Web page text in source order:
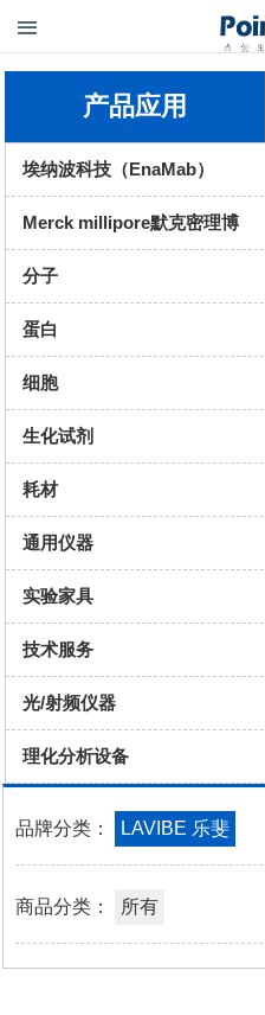
产品应用
埃纳波科技（EnaMab）
PCR酶
Benzonase 全能核酸酶
提取试剂盒
类器官培养基
细胞/组织保存
细胞检测
细胞染色
蛋白marker
液体缓冲液
速溶颗粒缓冲液
快速制胶试剂盒
BCA检测试剂盒
Merck millipore默克密理博
抗体
细胞裂解与蛋白抽提
蛋白纯化与富集
蛋白互作与功能研究
Western Blot
蛋白浓缩、复性与定量
蛋白表达与转染载体/细胞
细胞生物学试剂/耗材/仪器
天然/重组的多肽、蛋白和酶
Buffer缓冲液
抑制剂
分子
染料
试剂盒
诊断试剂
蛋白
抗体
抗体对
因子
ELISA KIT
纯化基质
WB相关
细胞
培养基
培养添加物
细胞株
特殊培养
细胞冻存
细胞检测
缓冲液
生化试剂
化学溶剂
灭菌消毒
化学试剂
耗材
PCR
吸头
自动化吸头
细胞培养
过滤
样本库
通用仪器
桌面小仪器
移液器
箱体
灭菌
实验家具
技术服务
光/射频仪器
理化分析设备
理化分析设备
品牌分类：
LAVIBE 乐斐
商品分类： 所有